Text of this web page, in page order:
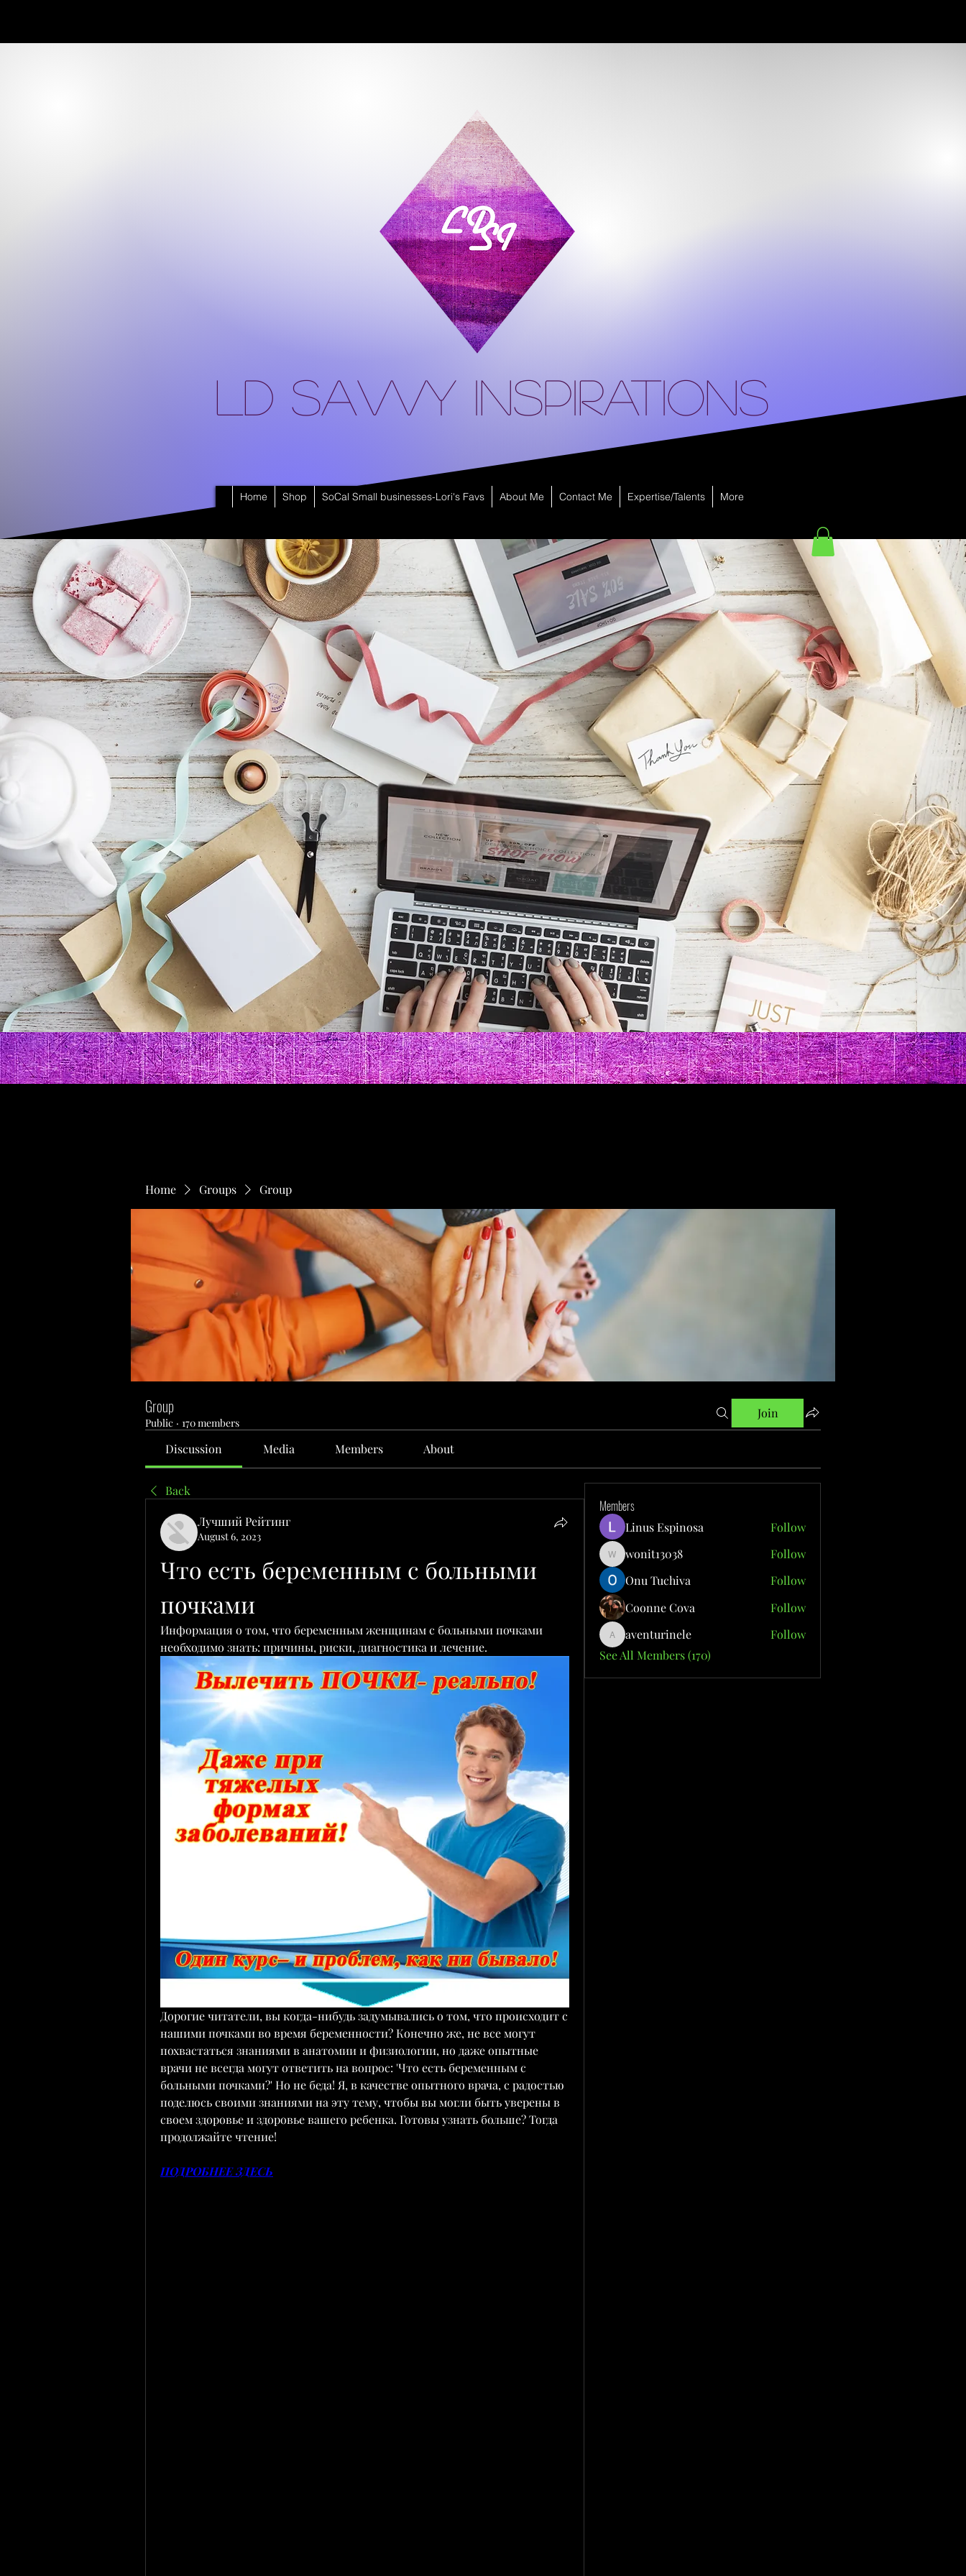
LD Savvy Inspirations
Home Shop SoCal Small businesses-Lori's Favs About Me Contact Me Expertise/Talents More
Home Groups Group
Group
Public · 170 members
Join
Discussion Media Members About
Back
Лучший Рейтинг
August 6, 2023
Что есть беременным с больными
почками
Информация о том, что беременным женщинам с больными почками
необходимо знать: причины, риски, диагностика и лечение.
Дорогие читатели, вы когда-нибудь задумывались о том, что происходит с
нашими почками во время беременности? Конечно же, не все могут
похвастаться знаниями в анатомии и физиологии, но даже опытные
врачи не всегда могут ответить на вопрос: 'Что есть беременным с
больными почками?' Но не беда! Я, в качестве опытного врача, с радостью
поделюсь своими знаниями на эту тему, чтобы вы могли быть уверены в
своем здоровье и здоровье вашего ребенка. Готовы узнать больше? Тогда
продолжайте чтение!
ПОДРОБНЕЕ ЗДЕСЬ
Members
Linus Espinosa Follow
wonit13038
wonit13038
Follow
Onu Tuchiva
Follow
Coonne Cova
Follow
aventurinele
aventurinele
Follow
See All Members (170)